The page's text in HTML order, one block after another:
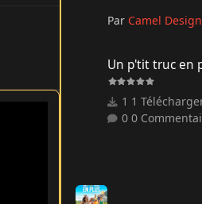
Par Camel Design
Un p'tit truc en
1
0